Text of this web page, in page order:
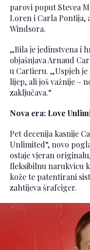
parovi poput Stevea
Loren i Carla Pontija,
Windsora.
„Bila je jedinstvena i
objašnjava Arnaud
u Cartieru. „Uspjeh
lijep, ali još važnije –
zaključava.“
Nova era: Love
Pet decenija kasnije
Unlimited“, novo
ostaje vjeran
fleksibilnu narukvicu
kože te patentirani
zahtijeva šrafciger.